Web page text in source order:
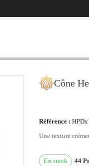
Cône
Référence :
Une texture
En stock 44